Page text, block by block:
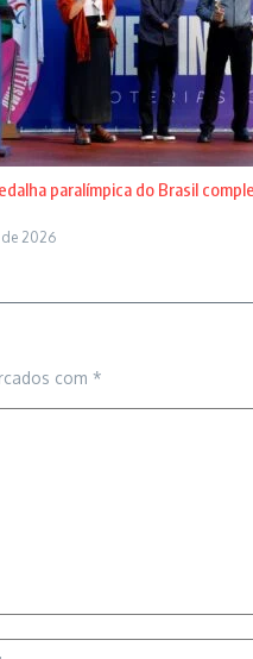
paralímpica do Brasil
2026
com *